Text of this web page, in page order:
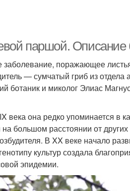
паршой. Описание
поражающее
— сумчатый гриб из отдела
ботаник и миколог Элиас
века она редко упоминается в
большом расстоянии от
В XX веке начало
культур создала
эпидемии.